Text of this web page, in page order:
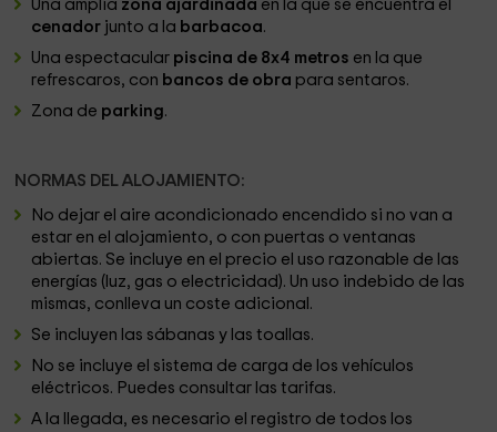
Una amplia zona ajardinada en la que se encuentra el
cenador junto a la barbacoa.
Una espectacular piscina de 8x4 metros en la que
refrescaros, con bancos de obra para sentaros.
Zona de parking.
NORMAS DEL ALOJAMIENTO:
No dejar el aire acondicionado encendido si no van a
estar en el alojamiento, o con puertas o ventanas
abiertas. Se incluye en el precio el uso razonable de las
energías (luz, gas o electricidad). Un uso indebido de las
mismas, conlleva un coste adicional.
Se incluyen las sábanas y las toallas.
No se incluye el sistema de carga de los vehículos
eléctricos. Puedes consultar las tarifas.
A la llegada, es necesario el registro de todos los